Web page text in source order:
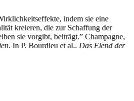
indem sie eine
kreieren, die zur Schaffung der
sie vorgibt, beiträgt.” Champagne,
. In P. Bourdieu et al.. Das Elend der